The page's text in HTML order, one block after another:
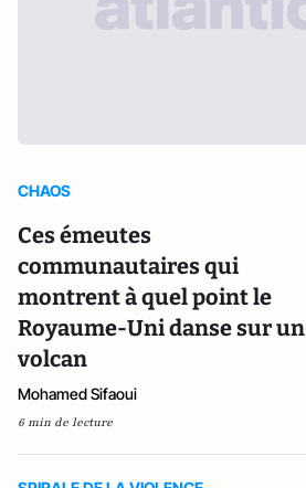
CHAOS
Ces émeutes
communautaires qui
montrent à quel point le
Royaume-Uni danse sur un
volcan
Mohamed Sifaoui
6 min de lecture